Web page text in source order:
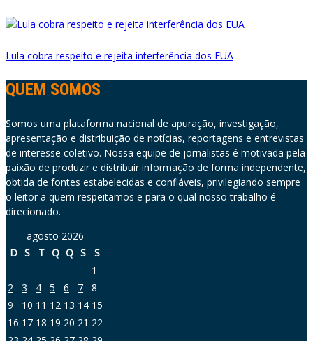
Lula cobra respeito e rejeita interferência dos EUA
QUEM SOMOS
Somos uma plataforma nacional de apuração, investigação,
apresentação e distribuição de notícias, reportagens e entrevistas
de interesse coletivo. Nossa equipe de jornalistas é motivada pela
paixão de produzir e distribuir informação de forma independente,
obtida de fontes estabelecidas e confiáveis, privilegiando sempre
o leitor a quem respeitamos e para o qual nosso trabalho é
direcionado.
agosto 2026
D S T Q Q S
S
1
2
3 4 5 6 7
8
9
10 11 12 13 14 15
16 17 18 19 20 21 22